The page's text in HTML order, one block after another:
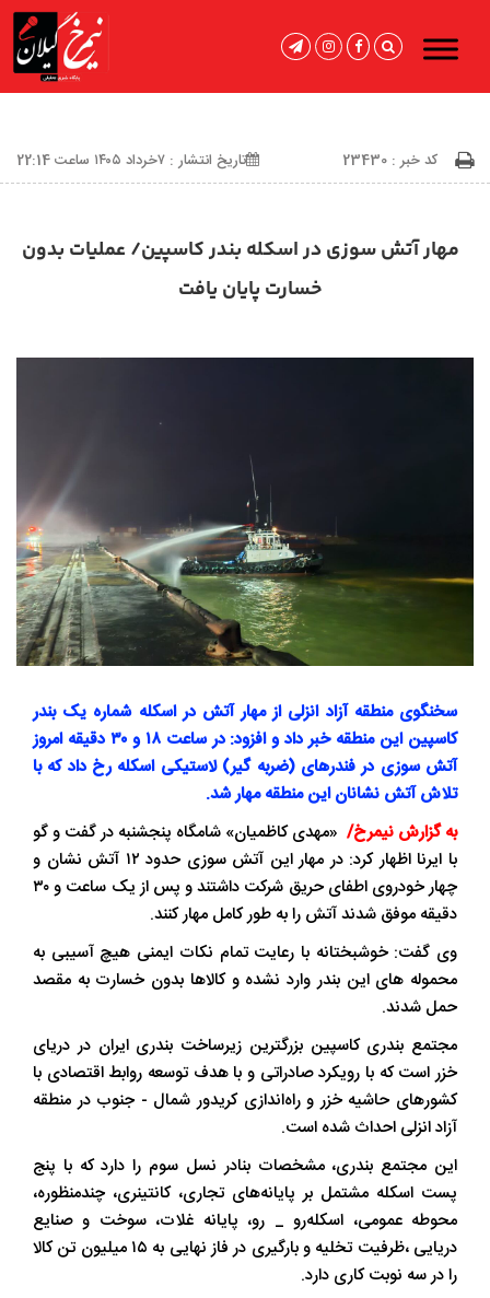
کد خبر : 23430 تاریخ انتشار : ۷خرداد ۱۴۰۵ ساعت 22:14
مهار آتش سوزی در اسکله بندر کاسپین/ عملیات بدون
خسارت پایان یافت
سخنگوی منطقه آزاد انزلی از مهار آتش در اسکله شماره یک بندر
کاسپین این منطقه خبر داد و افزود: در ساعت ۱۸ و ۳۰ دقیقه امروز
آتش سوزی در فندرهای (ضربه گیر) لاستیکی اسکله رخ داد که با
تلاش آتش نشانان این منطقه مهار شد.
به گزارش نیمرخ/ «مهدی کاظمیان» شامگاه پنجشنبه در گفت و گو
با ایرنا اظهار کرد: در مهار این آتش سوزی حدود ۱۲ آتش نشان و
چهار خودروی اطفای حریق شرکت داشتند و پس از یک ساعت و ۳۰
دقیقه موفق شدند آتش را به طور کامل مهار کنند.
وی گفت: خوشبختانه با رعایت تمام نکات ایمنی هیچ آسیبی به
محموله های این بندر وارد نشده و کالاها بدون خسارت به مقصد
حمل شدند.
مجتمع بندری کاسپین بزرگترین زیرساخت بندری ایران در دریای
خزر است که با رویکرد صادراتی و با هدف توسعه روابط اقتصادی با
کشورهای حاشیه خزر و راه‌اندازی کریدور شمال - جنوب در منطقه
آزاد انزلی احداث شده است.
این مجتمع بندری، مشخصات بنادر نسل سوم را دارد که با پنج
پست اسکله مشتمل بر پایانه‌های تجاری، کانتینری، چندمنظوره،
محوطه عمومی، اسکله‌رو _ رو، پایانه غلات، سوخت و صنایع
دریایی ،ظرفیت تخلیه و بارگیری در فاز نهایی به ۱۵ میلیون تن کالا
را در سه نوبت کاری دارد.